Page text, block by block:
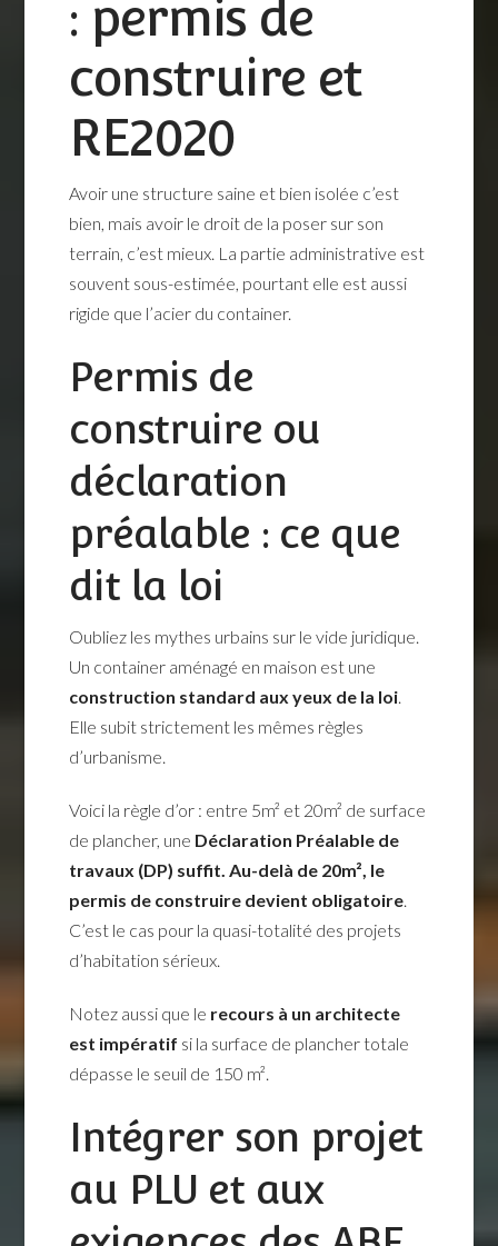
: permis de
construire et
RE2020
Avoir une structure saine et bien isolée c’est
bien, mais avoir le droit de la poser sur son
terrain, c’est mieux. La partie administrative est
souvent sous-estimée, pourtant elle est aussi
rigide que l’acier du container.
Permis de
construire ou
déclaration
préalable : ce que
dit la loi
Oubliez les mythes urbains sur le vide juridique.
Un container aménagé en maison est une
construction standard aux yeux de la loi
Elle subit strictement les mêmes règles
d’urbanisme.
Voici la règle d’or : entre 5m² et 20m² de surface
de plancher, une Déclaration Préalable de
travaux (DP) suffit. Au-delà de 20m², le
permis de construire devient obligatoire
C’est le cas pour la quasi-totalité des projets
d’habitation sérieux.
Notez aussi que le recours à un architecte
est impératif si la surface de plancher totale
dépasse le seuil de 150 m².
Intégrer son projet
au PLU et aux